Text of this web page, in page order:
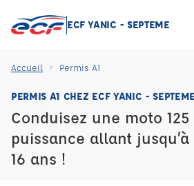
ECF YANIC - SEPTEME
Accueil Permis A1
PERMIS A1 CHEZ ECF YANIC - SEPTEME
Conduisez une moto 125
puissance allant jusqu’à
16 ans !